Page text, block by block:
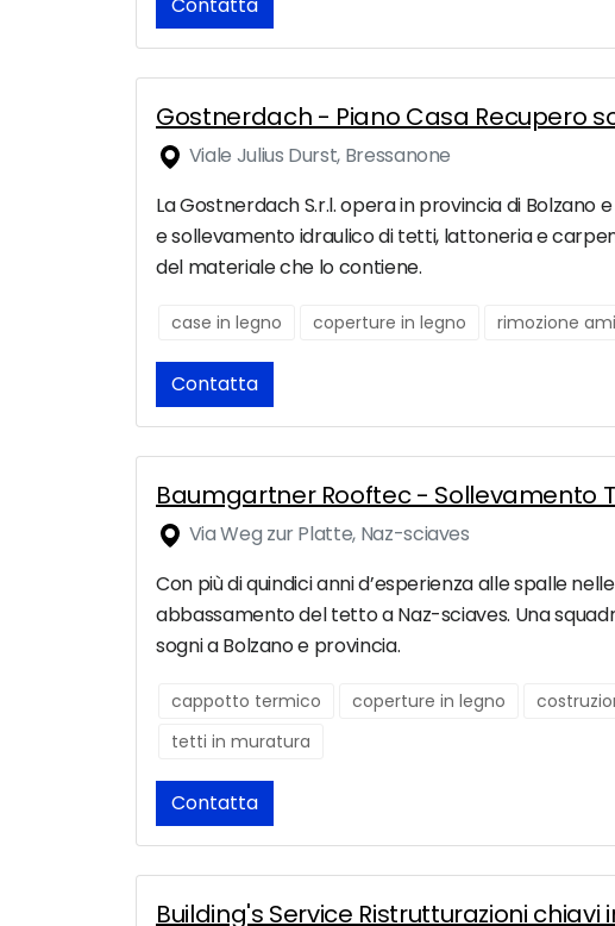
Contatta
Gostnerdach - Piano Casa Recupero
Viale Julius Durst, Bressanone
La Gostnerdach S.r.l. opera in provincia di
e sollevamento idraulico di tetti, lattoneria e
del materiale che lo contiene.
case in legno coperture in legno rimozione
Contatta
Baumgartner Rooftec - Sollevamento
Via Weg zur Platte, Naz-sciaves
Con più di quindici anni d’esperienza alle spalle
abbassamento del tetto a Naz-sciaves. Una
sogni a Bolzano e provincia.
cappotto termico coperture in legno
tetti in muratura
Contatta
Building's Service Ristrutturazioni